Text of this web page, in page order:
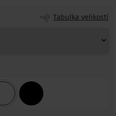
Tabulka velikostí